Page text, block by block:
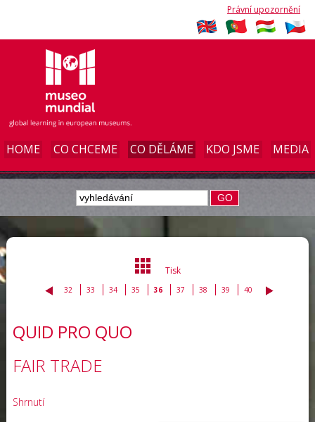
Právní upozornění
HOME CO CHCEME CO DĚLÁME KDO JSME MEDIA
GO
Tisk
32 33 34 35 36 37 38 39 40
QUID PRO QUO
FAIR TRADE
Shrnutí